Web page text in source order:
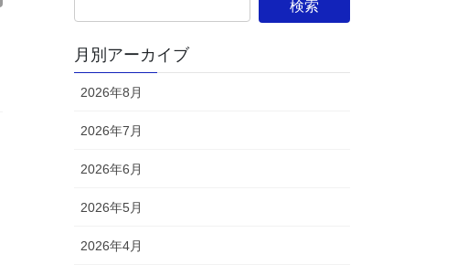
月別アーカイブ
2026年8月
2026年7月
2026年6月
2026年5月
2026年4月